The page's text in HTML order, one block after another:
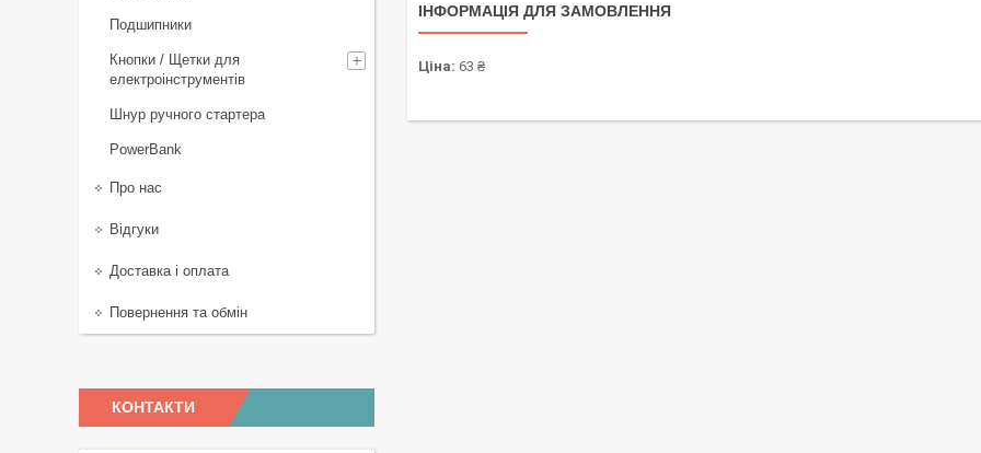
ІНФОРМАЦІЯ ДЛЯ ЗАМОВЛЕННЯ
Ціна: 63 ₴
Подшипники
Кнопки / Щетки для
електроінструментів
Шнур ручного стартера
PowerBank
Про нас
Відгуки
Доставка і оплата
Повернення та обмін
КОНТАКТИ